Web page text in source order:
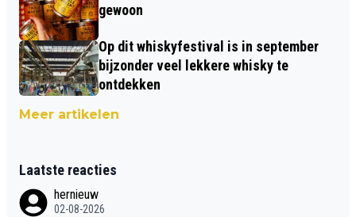
gewoon
Op dit whiskyfestival is in september
bijzonder veel lekkere whisky te
ontdekken
Meer artikelen
Laatste reacties
hernieuw
02-08-2026